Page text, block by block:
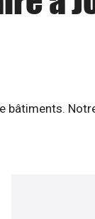
bâtiments.